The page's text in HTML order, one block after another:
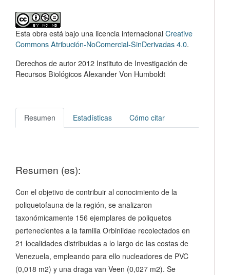
Resumen Estadísticas Cómo citar
Resumen (es):
Con el objetivo de contribuir al conocimiento de la
poliquetofauna de la región, se analizaron
taxonómicamente 156 ejemplares de poliquetos
pertenecientes a la familia Orbiniidae recolectados en
21 localidades distribuidas a lo largo de las costas de
Venezuela, empleando para ello nucleadores de PVC
(0,018 m2) y una draga van Veen (0,027 m2). Se
Esta obra está bajo una licencia internacionalCreative
Commons Atribución-NoComercial-SinDerivadas 4.0.
Derechos de autor 2012 Instituto de Investigación de
Recursos Biológicos Alexander Von Humboldt